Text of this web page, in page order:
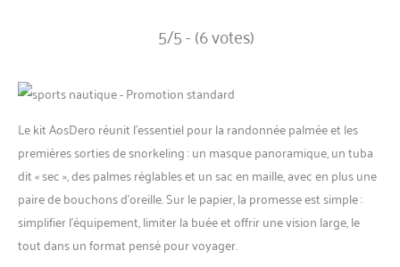
5/5 - (6 votes)
Le kit AosDero réunit l’essentiel pour la randonnée palmée et les
premières sorties de snorkeling : un masque panoramique, un tuba
dit « sec », des palmes réglables et un sac en maille, avec en plus une
paire de bouchons d’oreille. Sur le papier, la promesse est simple :
simplifier l’équipement, limiter la buée et offrir une vision large, le
tout dans un format pensé pour voyager.